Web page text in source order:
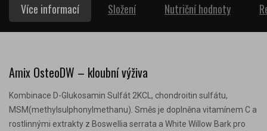
Více informací Složení Nutriční hodnoty
Amix OsteoDW – kloubní výživa
Kombinace D-Glukosamin Sulfát 2KCL, chondroitin sulfátu,
MSM(methylsulphonylmethanu). Směs je doplněna vitamínem C a
rostlinnými extrakty z Boswellia serrata a White Willow Bark pro